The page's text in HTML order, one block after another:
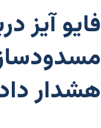
فایو آیز
هشدار